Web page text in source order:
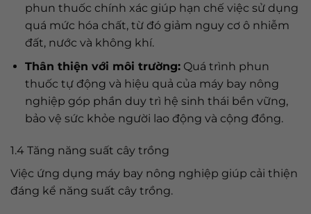
phun thuốc chính xác giúp hạn chế việc sử dụng
quá mức hóa chất, từ đó giảm nguy cơ ô nhiễm
đất, nước và không khí.
Thân thiện với môi trường:Quá trình phun
thuốc tự động và hiệu quả của máy bay nông
nghiệp góp phần duy trì hệ sinh thái bền vững,
bảo vệ sức khỏe người lao động và cộng đồng.
1.4 Tăng năng suất cây trồng
Việc ứng dụng máy bay nông nghiệp giúp cải thiện
đáng kể năng suất cây trồng.